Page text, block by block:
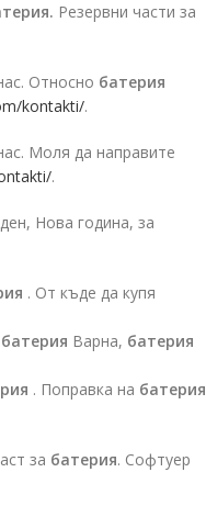
Резервни части за
Относно батерия
kontakti/.
Моля да направите
.
Нова година, за
. От къде да купя
батерия Варна, батерия
. Поправка на батерия
за батерия. Софтуер